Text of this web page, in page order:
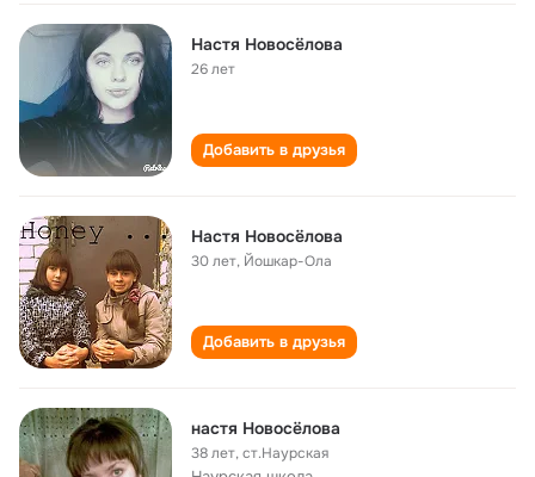
Настя Новосёлова
26 лет
Добавить в друзья
Настя Новосёлова
30 лет, Йошкар-Ола
Добавить в друзья
настя Новосёлова
38 лет,ст.Наурская